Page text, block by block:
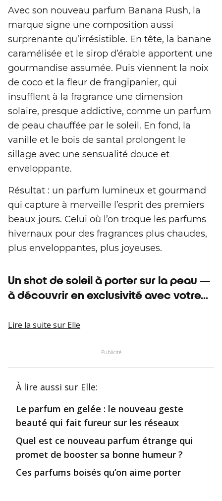
Avec son nouveau parfum Banana Rush, la
marque signe une composition aussi
surprenante qu’irrésistible. En tête, la banane
caramélisée et le sirop d’érable apportent une
gourmandise assumée. Puis viennent la noix
de coco et la fleur de frangipanier, qui
insufflent à la fragrance une dimension
solaire, presque addictive, comme un parfum
de peau chauffée par le soleil. En fond, la
vanille et le bois de santal prolongent le
sillage avec une sensualité douce et
enveloppante.
Résultat : un parfum lumineux et gourmand
qui capture à merveille l’esprit des premiers
beaux jours. Celui où l’on troque les parfums
hivernaux pour des fragrances plus chaudes,
plus enveloppantes, plus joyeuses.
Un shot de soleil à porter sur la peau —
à découvrir en exclusivité avec votre...
Lire la suite sur Elle
Publicité
À lire aussi sur Elle:
Le parfum en gelée : le nouveau geste
beauté qui fait fureur sur les réseaux
Quel est ce nouveau parfum étrange qui
promet de booster sa bonne humeur ?
Ces parfums boisés qu’on aime porter